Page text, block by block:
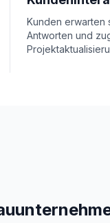
Kunden erwarten
Antworten und